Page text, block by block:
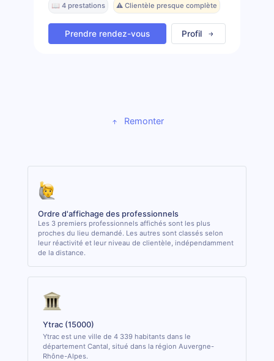
📖 4 prestations ⚠️ Clientèle presque complète
Prendre rendez-vous Profil
Remonter
Ordre d'affichage des professionnels
Les 3 premiers professionnels affichés sont les plus
proches du lieu demandé. Les autres sont classés selon
leur réactivité et leur niveau de clientèle, indépendamment
de la distance.
Ytrac (15000)
Ytrac est une ville de 4 339 habitants dans le
département Cantal, situé dans la région Auvergne-
Rhône-Alpes.